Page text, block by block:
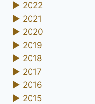
► 2022
► 2021
► 2020
► 2019
► 2018
► 2017
► 2016
► 2015